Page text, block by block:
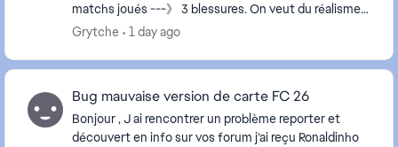
matchs joués ---》 3 blessures. On veut du réalisme
mais dans le bon sens tayi!
Grytche 1 day ago
Bug mauvaise version de carte FC 26
Bonjour , J ai rencontrer un problème reporter et
découvert en info sur vos forum j’ai reçu Ronaldinho